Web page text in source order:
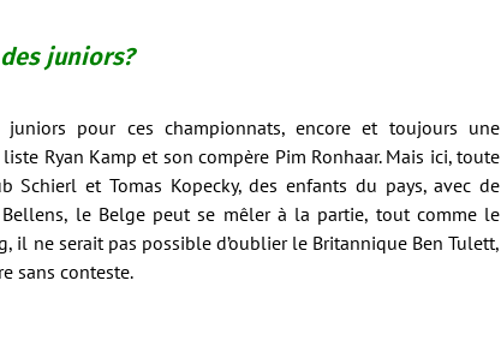
juniors?
pour ces championnats, encore et toujours une
Ryan Kamp et son compère Pim Ronhaar. Mais ici, toute
Schierl et Tomas Kopecky, des enfants du pays, avec de
Bellens, le Belge peut se mêler à la partie, tout comme le
il ne serait pas possible d’oublier le Britannique Ben Tulett,
sans conteste.